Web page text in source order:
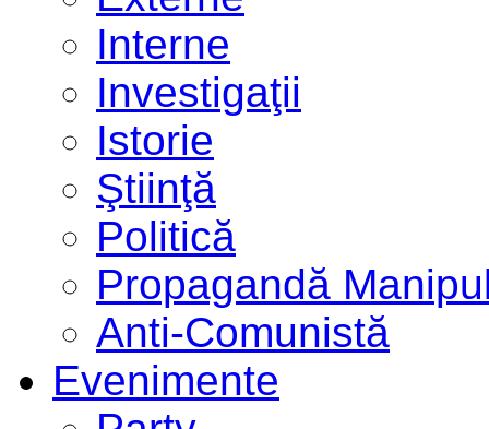
Interne
Investigaţii
Istorie
Ştiinţă
Politică
Propagandă
Anti-Comunistă
Evenimente